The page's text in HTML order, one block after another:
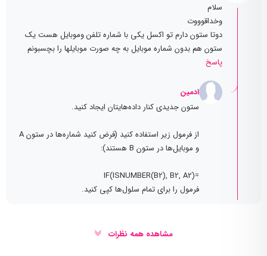
سلام
وخداقوووت
دوتا ستون دارم تو اکسل یکی با شماره تلفن وموبایل هست یک
ستون هم بدون شماره موبایل به چه صورت موبایلها را بچسبونم
پاسخ
ادمین
ستون جدیدی کنار داده‌هایتان ایجاد کنید.
از فرمول زیر استفاده کنید (فرض کنید شماره‌ها در ستون A
و موبایل‌ها در ستون B هستند):
=IF(ISNUMBER(B2), B2, A2)
فرمول را برای تمام سلول‌ها کپی کنید.
مشاهده همه نظرات